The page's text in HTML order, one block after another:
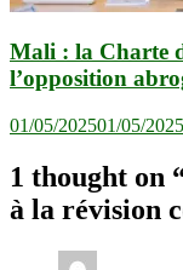
Mali : la Charte
l’opposition
01/05/202501/05/2025
1 thought on
à la révision